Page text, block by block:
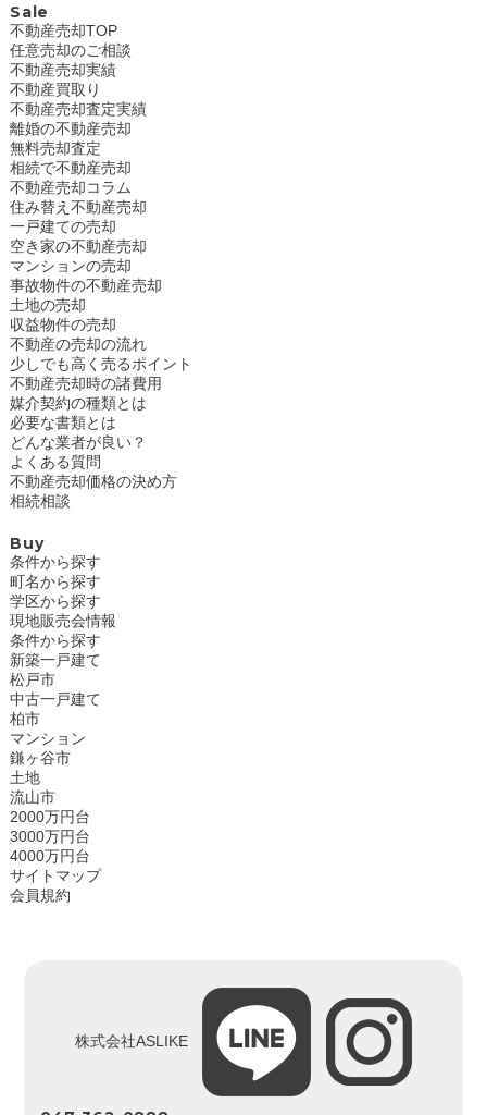
Sale
不動産売却TOP
任意売却のご相談
不動産売却実績
不動産買取り
不動産売却査定実績
離婚の不動産売却
無料売却査定
相続で不動産売却
不動産売却コラム
住み替え不動産売却
一戸建ての売却
空き家の不動産売却
マンションの売却
事故物件の不動産売却
土地の売却
収益物件の売却
不動産の売却の流れ
少しでも高く売るポイント
不動産売却時の諸費用
媒介契約の種類とは
必要な書類とは
どんな業者が良い？
よくある質問
不動産売却価格の決め方
相続相談
Buy
条件から探す
町名から探す
学区から探す
現地販売会情報
条件から探す
新築一戸建て
松戸市
中古一戸建て
柏市
マンション
鎌ヶ谷市
土地
流山市
2000万円台
3000万円台
4000万円台
サイトマップ
会員規約
株式会社ASLIKE